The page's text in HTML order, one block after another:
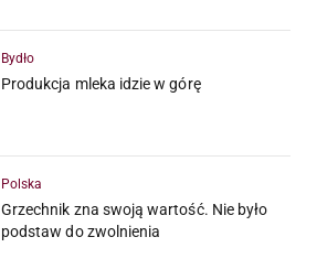
Bydło
Produkcja mleka idzie w górę
Polska
Grzechnik zna swoją wartość. Nie było
podstaw do zwolnienia